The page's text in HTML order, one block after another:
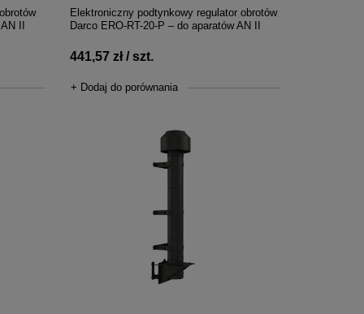
II
Elektroniczny podtynkowy regulator obrotów
Darco ERO-RT-20-P – do aparatów AN II
441,57 zł / szt.
+ Dodaj do porównania